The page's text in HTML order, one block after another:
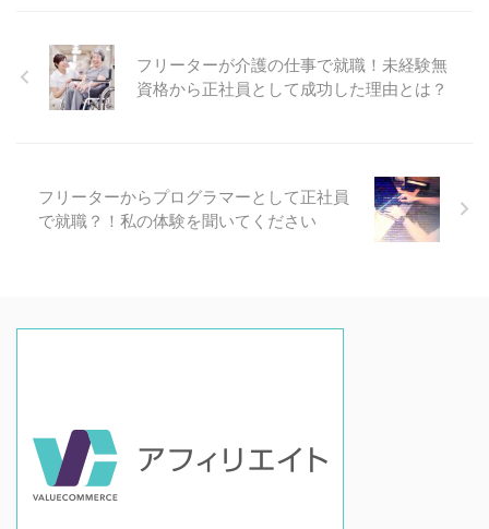
フリーターが介護の仕事で就職！未経験無
資格から正社員として成功した理由とは？
フリーターからプログラマーとして正社員
で就職？！私の体験を聞いてください